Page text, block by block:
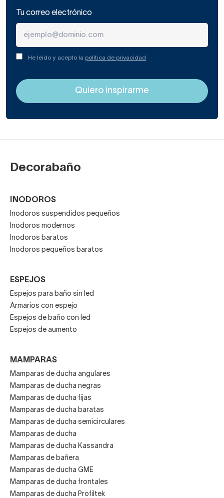
Tu correo electrónico
He leído y acepto la política de privacidad
Decorabaño
INODOROS
Inodoros suspendidos pequeños
Inodoros modernos
Inodoros baratos
Inodoros pequeños baratos
ESPEJOS
Espejos para baño sin led
Armarios con espejo
Espejos de baño con led
Espejos de aumento
MAMPARAS
Mamparas de ducha angulares
Mamparas de ducha negras
Mamparas de ducha fijas
Mamparas de ducha baratas
Mamparas de ducha semicirculares
Mamparas de ducha
Mamparas de ducha Kassandra
Mamparas de bañera
Mamparas de ducha GME
Mamparas de ducha frontales
Mamparas de ducha Profiltek